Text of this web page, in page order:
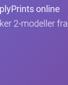
online
2-modeller fra